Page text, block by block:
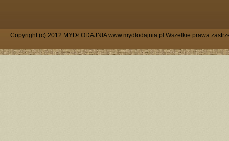
Copyright (c) 2012 MYDŁODAJNIA www.mydlodajnia.pl Wszelkie prawa